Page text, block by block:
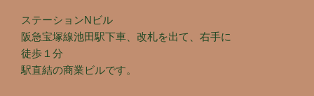
ステーションNビル
阪急宝塚線池田駅下車、改札を出て、右手に
徒歩１分
駅直結の商業ビルです。